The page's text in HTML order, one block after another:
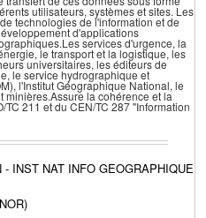
utilisateurs, systèmes et sites. Les
technologies de l'information et de
d'applications
services d'urgence, la
le transport et la logistique, les
universitaires, les éditeurs de
le service hydrographique et
l'Institut Géographique National, le
la cohérence et la
211 et du CEN/TC 287 "Information
- INST NAT INFO GEOGRAPHIQUE